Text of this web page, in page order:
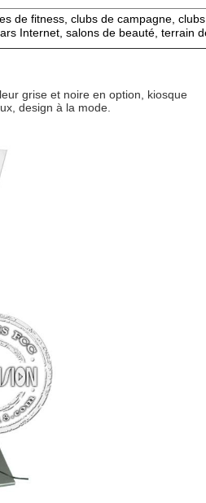
de fitness, clubs de campagne,
Internet, salons de beauté, terrain
grise et noire en option, kiosque
design à la mode.